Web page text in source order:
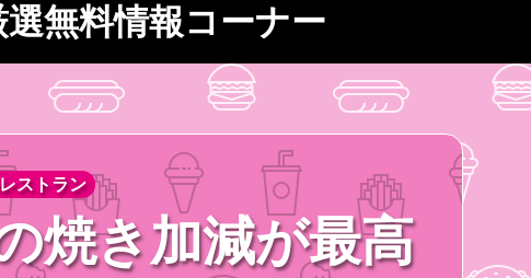
無料情報コーナー
ストラン
焼き加減が最高